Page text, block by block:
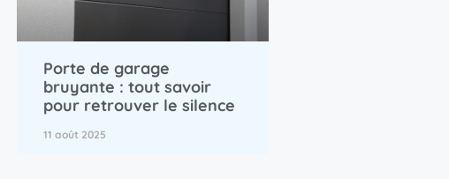
Porte de garage
bruyante : tout savoir
pour retrouver le silence
11 août 2025